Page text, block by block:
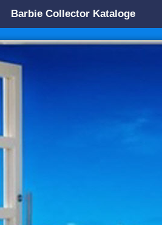
Barbie Collector Kataloge